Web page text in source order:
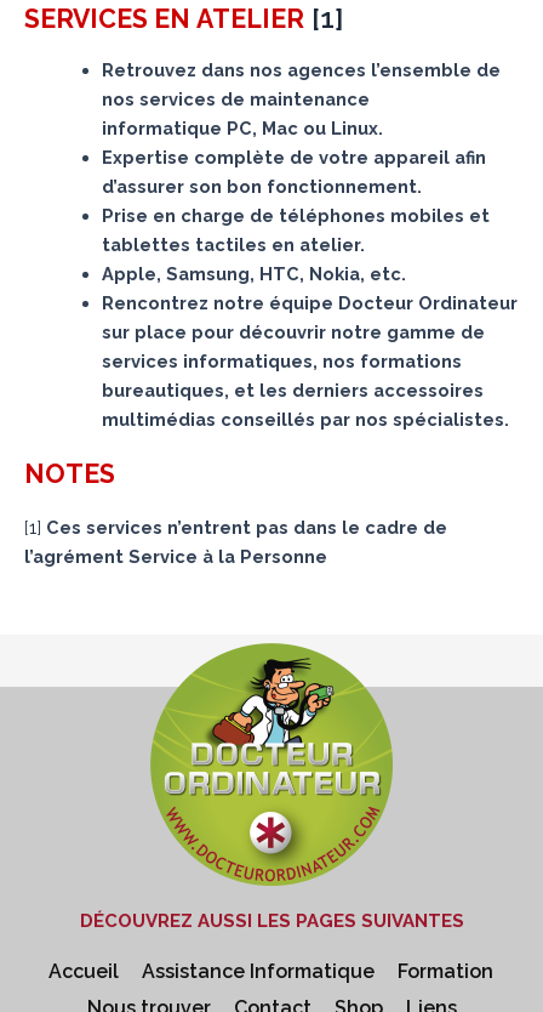
SERVICES EN ATELIER [1]
Retrouvez dans nos agences l’ensemble de
nos services de maintenance
informatique PC, Mac ou Linux.
Expertise complète de votre appareil afin
d’assurer son bon fonctionnement.
Prise en charge de téléphones mobiles et
tablettes tactiles en atelier.
Apple, Samsung, HTC, Nokia, etc.
Rencontrez notre équipe Docteur Ordinateur
sur place pour découvrir notre gamme de
services informatiques, nos formations
bureautiques, et les derniers accessoires
multimédias conseillés par nos spécialistes.
NOTES
[1] Ces services n’entrent pas dans le cadre de
l’agrément Service à la Personne
DÉCOUVREZ AUSSI LES PAGES SUIVANTES
Accueil Assistance Informatique
Formation